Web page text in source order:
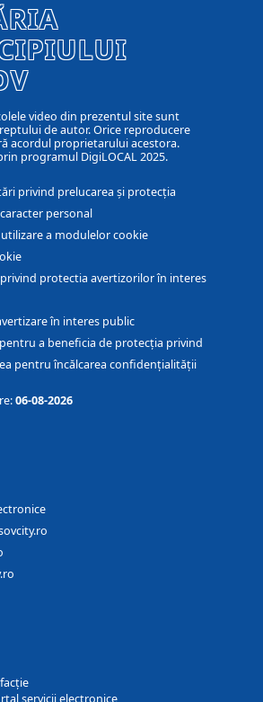
video din prezentul site sunt
de autor. Orice reproducere
acordul proprietarului acestora.
programul DigiLOCAL 2025.
privind prelucarea și protecția
personal
a modulelor cookie
protectia avertizorilor în interes
în interes public
a beneficia de protecția privind
pentru încălcarea confidențialității
06-08-2026